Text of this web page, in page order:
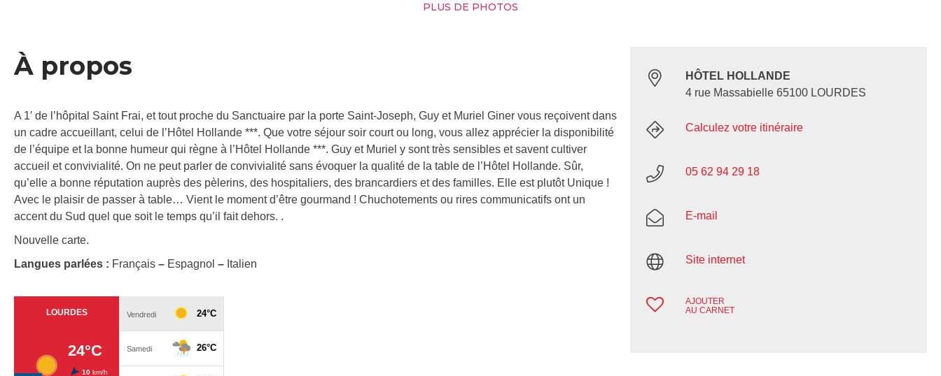
PLUS DE PHOTOS
À propos
A 1′ de l’hôpital Saint Frai, et tout proche du Sanctuaire par la porte Saint-Joseph, Guy et Muriel Giner vous reçoivent dans
un cadre accueillant, celui de l’Hôtel Hollande ***. Que votre séjour soir court ou long, vous allez apprécier la disponibilité
de l’équipe et la bonne humeur qui règne à l’Hôtel Hollande ***. Guy et Muriel y sont très sensibles et savent cultiver
accueil et convivialité. On ne peut parler de convivialité sans évoquer la qualité de la table de l’Hôtel Hollande. Sûr,
qu’elle a bonne réputation auprès des pèlerins, des hospitaliers, des brancardiers et des familles. Elle est plutôt Unique !
Avec le plaisir de passer à table… Vient le moment d’être gourmand ! Chuchotements ou rires communicatifs ont un
accent du Sud quel que soit le temps qu’il fait dehors. .
Nouvelle carte.
Langues parlées : Français – Espagnol – Italien
HÔTEL HOLLANDE
4 rue Massabielle 65100 LOURDES
Calculez votre itinéraire
05 62 94 29 18
E-mail
Site internet
AJOUTER
AU CARNET